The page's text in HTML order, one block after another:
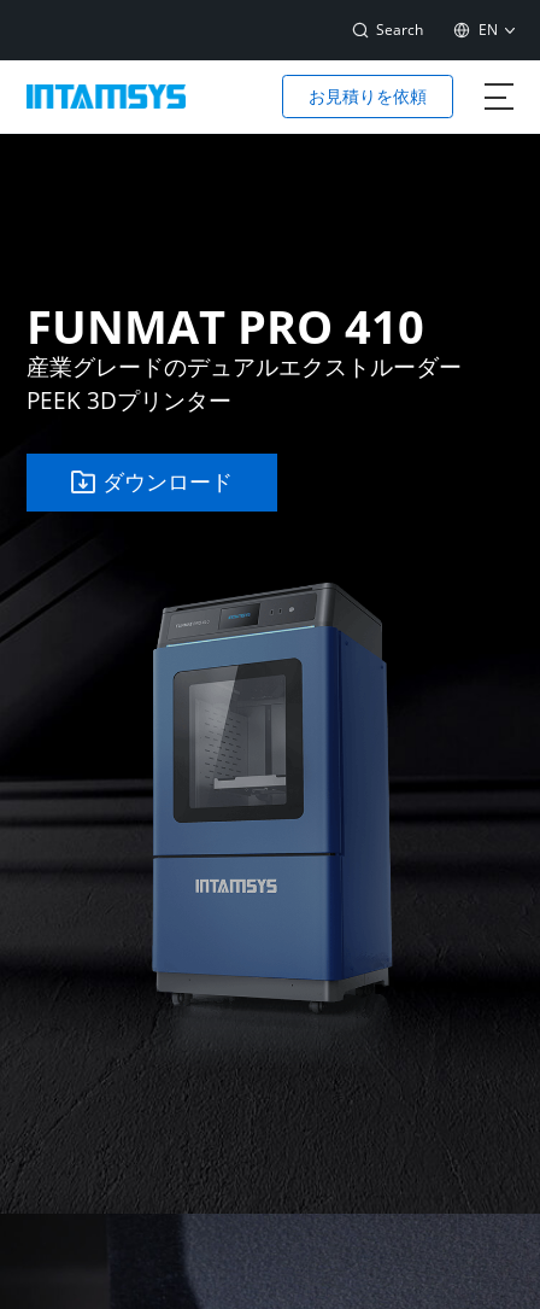
Search EN
お見積りを依頼
FUNMAT PRO 410
産業グレードのデュアルエクストルーダー
PEEK 3Dプリンター
ダウンロード